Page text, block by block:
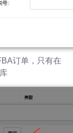
订单，只有在